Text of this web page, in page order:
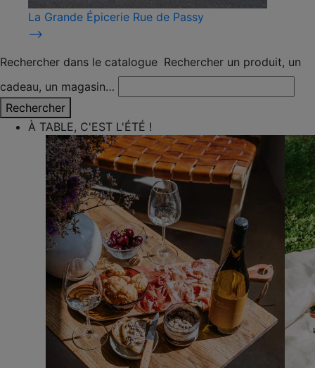
La Grande Épicerie Rue de Passy
⟶
Rechercher dans le catalogue Rechercher un produit, un
cadeau, un magasin…
Rechercher
À TABLE, C'EST L'ÉTÉ !